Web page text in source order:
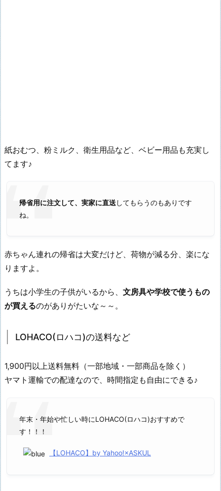
紙おむつ、粉ミルク、衛生用品など、ベビー用品も充実し
てます♪
帰省用に注文して、実家に直送してもらうのもありです
ね。
赤ちゃん連れの帰省は大変だけど、荷物が減る分、楽にな
りますよ。
うちは小学生の子供がいるから、 文房具や学校で使うもの
が買えるのがありがたいな～～。
LOHACO(ロハコ)の送料など
1,900円以上送料無料（一部地域・一部商品を除く）
ヤマト運輸での配達なので、時間指定も自由にできる♪
年末・年始や忙しい時にLOHACO(ロハコ)おすすめで
す！！！
【LOHACO】by Yahoo!×ASKUL